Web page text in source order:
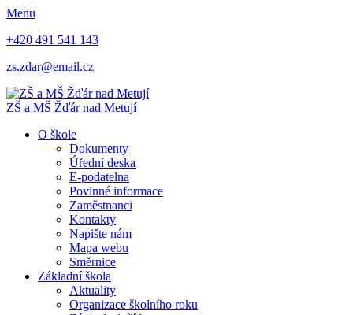
Menu
+420 491 541 143
zs.zdar@email.cz
ZŠ a MŠ Žďár nad Metují
O škole
Dokumenty
Úřední deska
E-podatelna
Povinné informace
Zaměstnanci
Kontakty
Napište nám
Mapa webu
Směrnice
Základní škola
Aktuality
Organizace školního roku